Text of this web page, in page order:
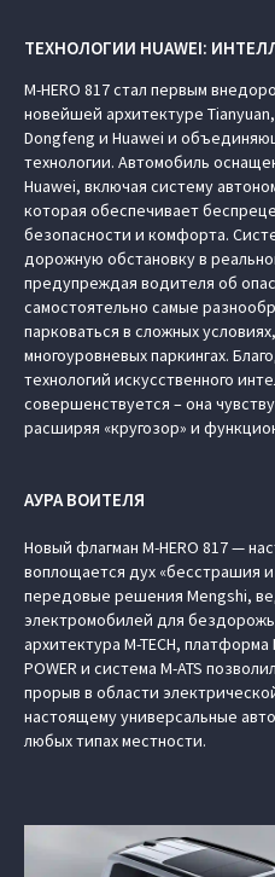
ТЕХНОЛОГИИ HUAWEI:
M‑HERO 817 стал первым
новейшей архитектуре
Dongfeng и Huawei и
технологии. Автомобиль
Huawei, включая систему
которая обеспечивает
безопасности и комфорта.
дорожную обстановку в
предупреждая водителя об
самостоятельно самые
парковаться в сложных
многоуровневых паркингах.
технологий искусственного
совершенствуется – она
расширяя «кругозор» и
АУРА ВОИТЕЛЯ
Новый флагман M‑HERO 817 —
воплощается дух «бесстрашия
передовые решения Mengshi,
электромобилей для
архитектура M-TECH, платформа
POWER и система M-ATS
прорыв в области
настоящему универсальные
любых типах местности.